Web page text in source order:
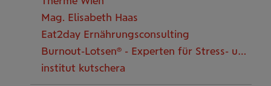
Mag. Elisabeth Haas
Eat2day Ernährungsconsulting
Burnout-Lotsen® - Experten für Stress- und Burnout-Prävention Andrea Schrenk, Bed MSc
institut kutschera